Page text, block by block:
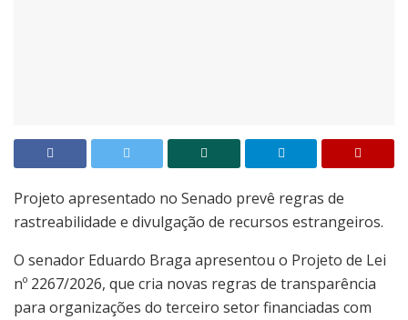
Projeto apresentado no Senado prevê regras de
rastreabilidade e divulgação de recursos estrangeiros.
O senador Eduardo Braga apresentou o Projeto de Lei
nº 2267/2026, que cria novas regras de transparência
para organizações do terceiro setor financiadas com